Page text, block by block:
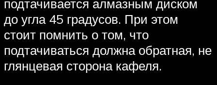
подтачивается алмазным диском
до угла 45 градусов. При этом
стоит помнить о том, что
подтачиваться должна обратная, не
глянцевая сторона кафеля.